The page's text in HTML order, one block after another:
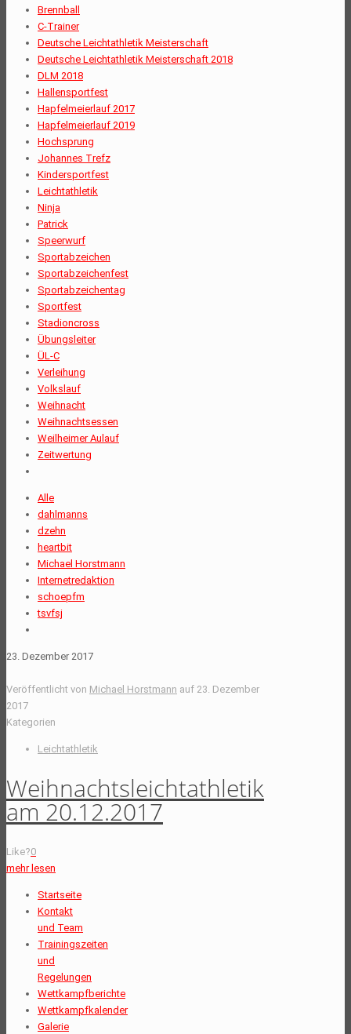
Brennball
C-Trainer
Deutsche Leichtathletik Meisterschaft
Deutsche Leichtathletik Meisterschaft 2018
DLM 2018
Hallensportfest
Hapfelmeierlauf 2017
Hapfelmeierlauf 2019
Hochsprung
Johannes Trefz
Kindersportfest
Leichtathletik
Ninja
Patrick
Speerwurf
Sportabzeichen
Sportabzeichenfest
Sportabzeichentag
Sportfest
Stadioncross
Übungsleiter
ÜL-C
Verleihung
Volkslauf
Weihnacht
Weihnachtsessen
Weilheimer Aulauf
Zeitwertung
Alle
dahlmanns
dzehn
heartbit
Michael Horstmann
Internetredaktion
schoepfm
tsvfsj
23. Dezember 2017
Veröffentlicht von Michael Horstmann auf 23. Dezember
2017
Kategorien
Leichtathletik
Weihnachtsleichtathletik
am 20.12.2017
Like?0
mehr lesen
Startseite
Kontakt
und Team
Trainingszeiten
und
Regelungen
Wettkampfberichte
Wettkampfkalender
Galerie